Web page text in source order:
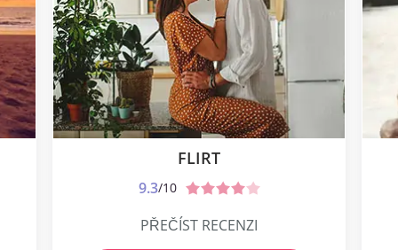
FLIRT
9.3/10
PŘEČÍST RECENZI